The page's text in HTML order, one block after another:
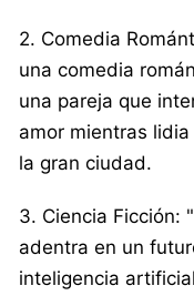
2. Comedia
una comedia
una pareja que
amor mientras
la gran ciudad.
3. Ciencia Ficción:
adentra en un
inteligencia